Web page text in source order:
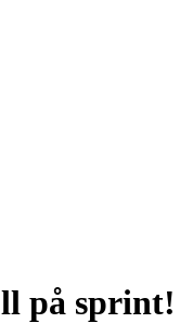
på sprint!